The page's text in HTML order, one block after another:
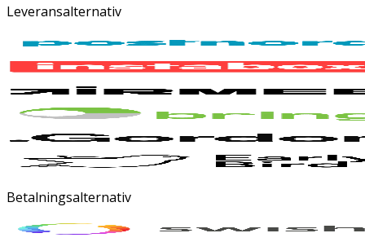
Leveransalternativ
Betalningsalternativ